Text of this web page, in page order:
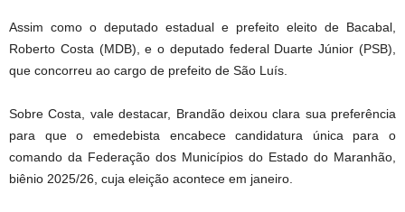
Assim como o deputado estadual e prefeito eleito de Bacabal,
Roberto Costa (MDB), e o deputado federal Duarte Júnior (PSB),
que concorreu ao cargo de prefeito de São Luís.
Sobre Costa, vale destacar, Brandão deixou clara sua preferência
para que o emedebista encabece candidatura única para o
comando da Federação dos Municípios do Estado do Maranhão,
biênio 2025/26, cuja eleição acontece em janeiro.